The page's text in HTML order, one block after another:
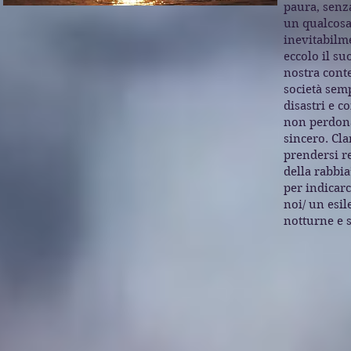
paura,
un
eccolo il
nostra
società
disastri e
non
sincero.
prendersi
della
per
noi/ un
notturne e